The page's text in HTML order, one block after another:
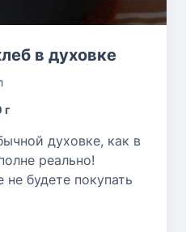
в духовке
г
духовке, как в
реально!
будете покупать